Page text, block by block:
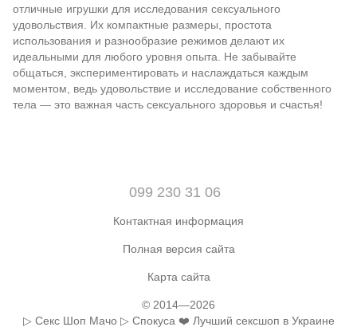
отличные игрушки для исследования сексуального
удовольствия. Их компактные размеры, простота
использования и разнообразие режимов делают их
идеальными для любого уровня опыта. Не забывайте
общаться, экспериментировать и наслаждаться каждым
моментом, ведь удовольствие и исследование собственного
тела — это важная часть сексуального здоровья и счастья!
099 230 31 06
Контактная информация
Полная версия сайта
Карта сайта
© 2014—2026
▷ Секс Шоп Мачо ▷ Спокуса ❤️ Лучший сексшоп в Украине